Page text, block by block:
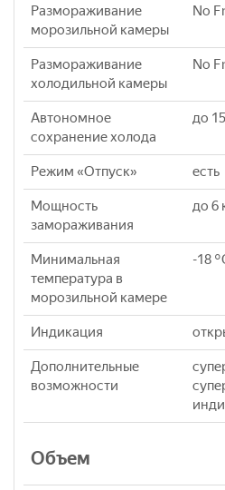
Размораживание
морозильной камеры
No
Размораживание
холодильной камеры
No
Автономное
сохранение холода
до
Режим «Отпуск» есть
Мощность
замораживания
до 6
Минимальная
температура в
морозильной камере
-18
Индикация
Дополнительные
возможности
Объем